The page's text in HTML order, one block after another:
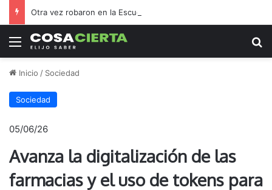
Menú
Inicio / Sociedad
Sociedad
05/06/26
Avanza la digitalización de las
farmacias y el uso de tokens para